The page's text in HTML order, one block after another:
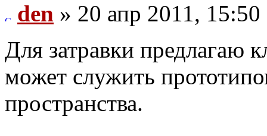
den » 20 апр 2011, 15:50
Для затравки предлагаю
может служить
пространства.